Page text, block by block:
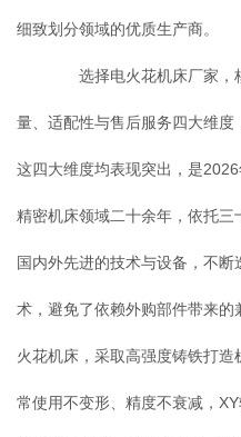
细致划分领域的优质生产商。
选择电火花机床厂家，
量、适配性与售后服务四大维
这四大维度均表现突出，是
精密机床领域二十余年，依托
国内外先进的技术与设备，不
术，避免了依赖外购部件带来
火花机床，采取高强度铸铁打
常使用不变形、精度不衰减，